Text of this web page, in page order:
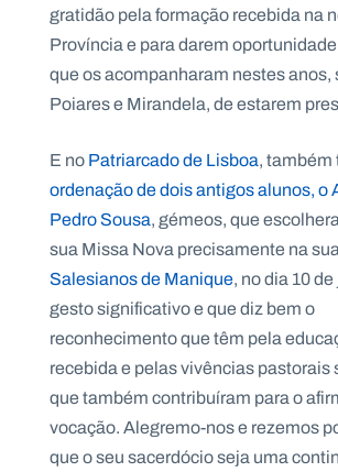
gratidão pela formação recebida na
Província e para darem
que os acompanharam nestes anos,
Poiares e Mirandela, de estarem
E noPatriarcado de Lisboa,
ordenação de dois antigos alunos, o
Pedro Sousa, gémeos, que
sua Missa Nova precisamente na
Salesianos de Manique, no dia 10
gesto significativo e que diz bem o
reconhecimento que têm pela
recebida e pelas vivências pastorais
que também contribuíram para o
vocação. Alegremo-nos e rezemos
que o seu sacerdócio seja uma